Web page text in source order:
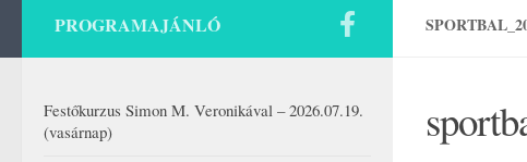
PROGRAMAJÁNLÓ
Festőkurzus Simon M. Veronikával – 2026.07.19.
(vasárnap)